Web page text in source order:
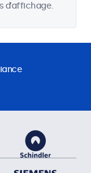
d’affichage.